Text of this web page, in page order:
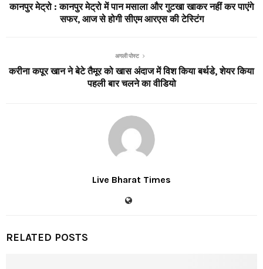
कानपुर मेट्रो : कानपुर मेट्रो में पान मसाला और गुटखा खाकर नहीं कर पाएंगे
सफर, आज से होगी सीएम आरएस की टेस्टिंग
अगली पोस्ट
करीना कपूर खान ने बेटे तैमूर को खास अंदाज में विश किया बर्थडे, शेयर किया
पहली बार चलने का वीडियो
Live Bharat Times
RELATED POSTS